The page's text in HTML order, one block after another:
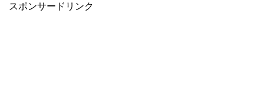
スポンサードリンク